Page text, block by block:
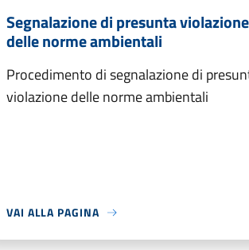
Segnalazione di presunta violazione
delle norme ambientali
Procedimento di segnalazione di
violazione delle norme ambientali
VAI ALLA PAGINA